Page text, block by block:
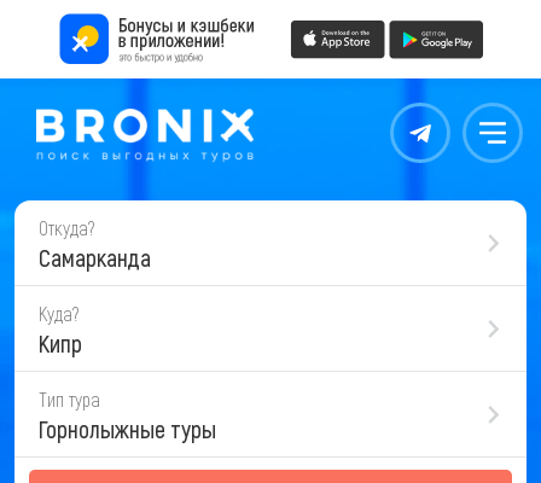
Контакты Меню
Откуда?
Самарканда
Куда?
Кипр
Тип тура
Горнолыжные туры